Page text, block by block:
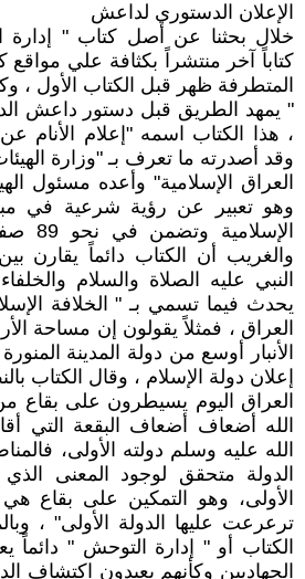
الإعلان الدستوري لداعش
خلال بحثنا عن أصل كتاب " إدارة
كتاباً آخر منتشراً بكثافة علي مواقع
المتطرفة ظهر قبل الكتاب الأول ،
" يمهد الطريق قبل دستور داعش
، هذا الكتاب اسمه "إعلام الأنام
وقد أصدرته ما تعرف بـ "وزارة
العراق الإسلامية" وأعده مسئول
وهو تعبير عن رؤية شرعية في
والغريب أن الكتاب دائماً يقارن
النبي عليه الصلاة والسلام
يحدث فيما تسمي بـ " الخلافة
العراق ، فمثلاً يقولون إن مساحة
الأنبار أوسع من دولة المدينة
إعلان دولة الإسلام ، وقال الكتاب
العراق اليوم يسيطرون على
الله أضعاف أضعاف البقعة التي
الله عليه وسلم دولته الأولى،
الدولة متحقق لوجود المعنى
الأولى، وهو التمكين على بقاع
ترعرعت عليها الدولة الأولى" ،
الكتاب أو " إدارة التوحش " دائماً
الجهاديين وكأنهم يعيدون اكتشاف